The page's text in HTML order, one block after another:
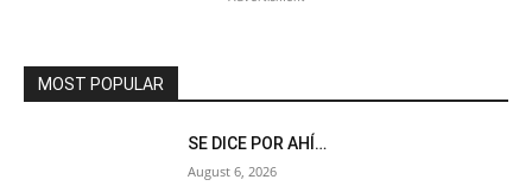
MOST POPULAR
SE DICE POR AHÍ…
August 6, 2026